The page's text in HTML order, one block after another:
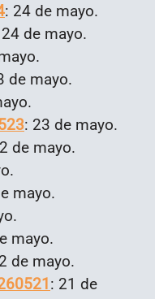
: 24 de mayo.
de mayo.
de mayo.
: 23 de mayo.
de mayo.
mayo.
mayo.
de mayo.
: 21 de